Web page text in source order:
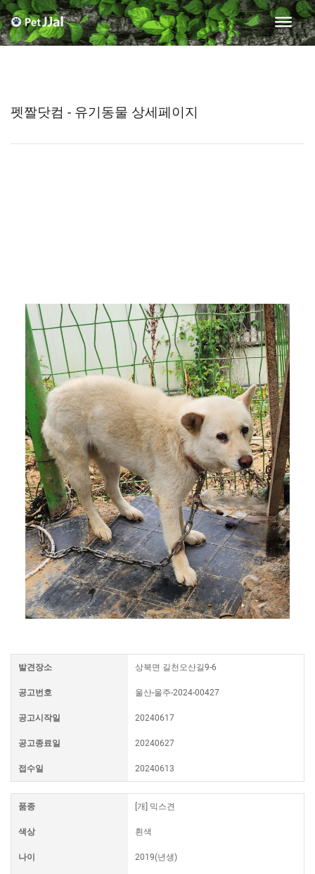
펫짤닷컴 - 유기동물 상세페이지
발견장소 상북면 길천오산길9-6
공고번호 울산-울주-2024-00427
공고시작일 20240617
공고종료일 20240627
접수일 20240613
품종 [개] 믹스견
색상 흰색
나이 2019(년생)